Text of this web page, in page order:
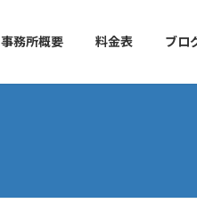
事務所概要 料金表 ブロ